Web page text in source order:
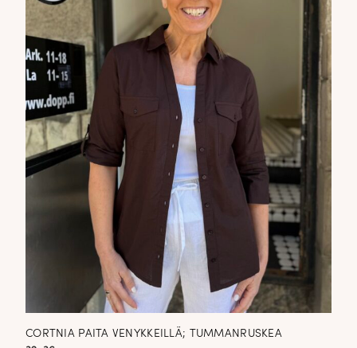
CORTNIA PAITA VENYKKEILLÄ; TUMMANRUSKEA